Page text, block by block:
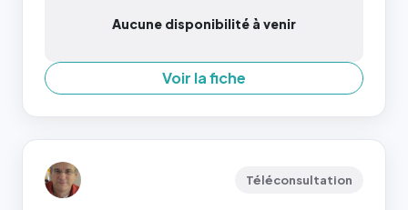
Aucune disponibilité à venir
Voir la fiche
Téléconsultation